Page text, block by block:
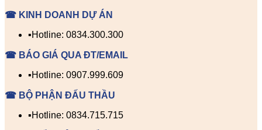
☎ KINH DOANH DỰ ÁN
▪️Hotline: 0834.300.300
☎ BÁO GIÁ QUA ĐT/EMAIL
▪️Hotline: 0907.999.609
☎ BỘ PHẬN ĐẤU THẦU
▪️Hotline: 0834.715.715